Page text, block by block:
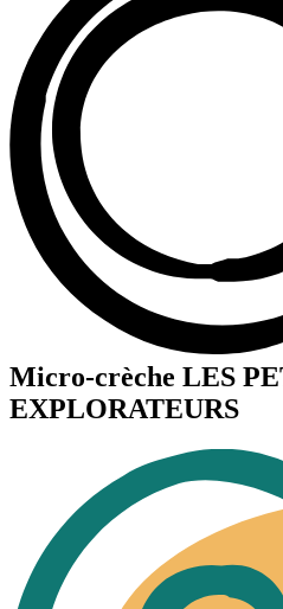
Micro-crèche LES
EXPLORATEURS